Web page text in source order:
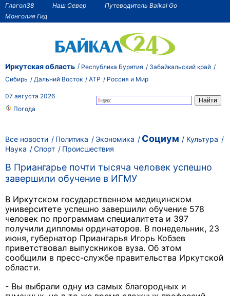
Глагол38 Наш Север
Путеводитель Baikal Go
Монголия Гид
Иркутская область Республика Бурятия
Забайкальский край
Сибирь
Дальний Восток АТР Россия и Мир
07 августа 2026
Погода
Все новости Политика Экономика Социум
Культура
Наука
Спорт Происшествия
В Приангарье почти тысяча человек успешно
завершили обучение в ИГМУ
В Иркутском государственном медицинском
университете успешно завершили обучение 578
человек по программам специалитета и 397
получили дипломы ординаторов. В понедельник, 23
июня, губернатор Приангарья Игорь Кобзев
приветствовал выпускников вуза. Об этом
сообщили в пресс-службе правительства Иркутской
области.
- Вы выбрали одну из самых благородных и